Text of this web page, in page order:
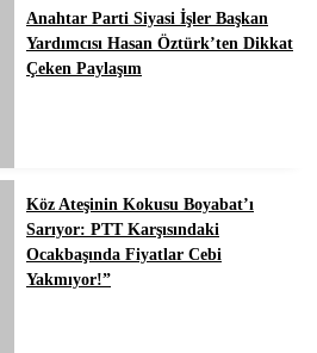
Anahtar Parti Siyasi İşler Başkan
Yardımcısı Hasan Öztürk’ten Dikkat
Çeken Paylaşım
Köz Ateşinin Kokusu Boyabat’ı
Sarıyor: PTT Karşısındaki
Ocakbaşında Fiyatlar Cebi
Yakmıyor!”